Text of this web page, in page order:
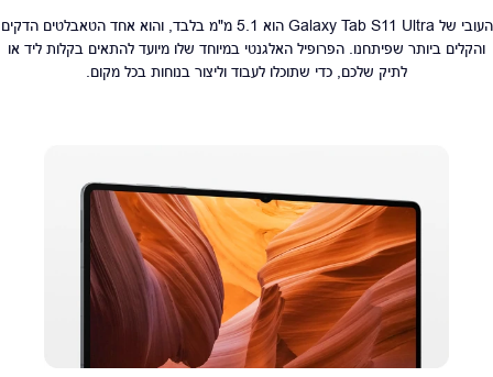
העובי של Galaxy Tab S11 Ultra הוא 5.1 מ"מ בלבד, והוא אחד הטאבלטים הדקים
והקלים ביותר שפיתחנו. הפרופיל האלגנטי במיוחד שלו מיועד להתאים בקלות ליד או
לתיק שלכם, כדי שתוכלו לעבוד וליצור בנוחות בכל מקום.